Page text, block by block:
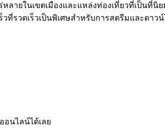
ลายในเขตเมืองและแหล่งท่องเที่ยวที่เป็นที่นิ
ที่รวดเร็วเป็นพิเศษสำหรับการสตรีมและดาวน์
อนไลน์ได้เลย